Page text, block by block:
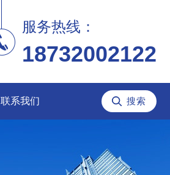
服务热线：
18732002122
联系我们